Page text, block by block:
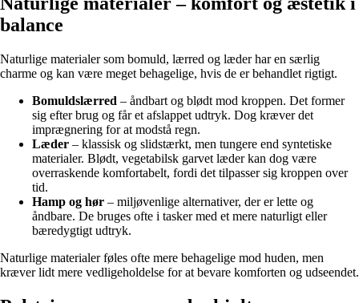
balance
Naturlige materialer som bomuld, lærred og læder har en særlig
charme og kan være meget behagelige, hvis de er behandlet rigtigt.
Bomuldslærred – åndbart og blødt mod kroppen. Det former
sig efter brug og får et afslappet udtryk. Dog kræver det
imprægnering for at modstå regn.
Læder – klassisk og slidstærkt, men tungere end syntetiske
materialer. Blødt, vegetabilsk garvet læder kan dog være
overraskende komfortabelt, fordi det tilpasser sig kroppen over
tid.
Hamp og hør – miljøvenlige alternativer, der er lette og
åndbare. De bruges ofte i tasker med et mere naturligt eller
bæredygtigt udtryk.
Naturlige materialer føles ofte mere behagelige mod huden, men
kræver lidt mere vedligeholdelse for at bevare komforten og udseendet.